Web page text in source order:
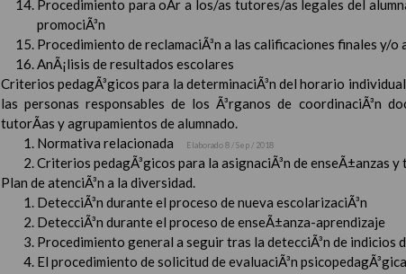
Procedimiento para oÃ­r a los/as tutores/as legales del
promociÃ³n
Procedimiento de reclamaciÃ³n a las calificaciones finales y/o
AnÃ¡lisis de resultados escolares
Criterios pedagÃ³gicos para la determinaciÃ³n del horario
las personas responsables de los Ã³rganos de coordinaciÃ³n
tutorÃ­as y agrupamientos de alumnado.
Normativa relacionada
Elaborado 8 / Sep / 2018
Criterios pedagÃ³gicos para la asignaciÃ³n de enseÃ±anzas
Plan de atenciÃ³n a la diversidad.
DetecciÃ³n durante el proceso de nueva escolarizaciÃ³n
DetecciÃ³n durante el proceso de enseÃ±anza-aprendizaje
Procedimiento general a seguir tras la detecciÃ³n de indicios
El procedimiento de solicitud de evaluaciÃ³n psicopedagÃ³gica